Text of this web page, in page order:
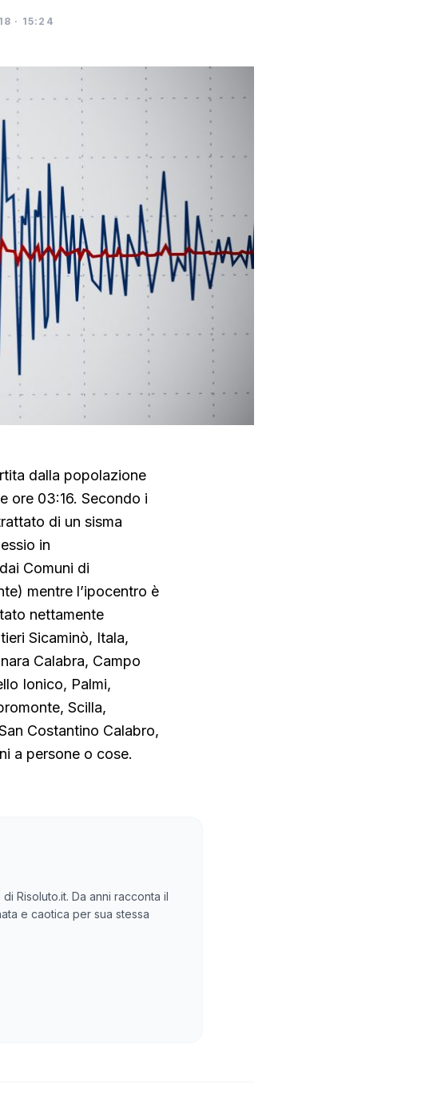
· 15:24
dalla popolazione
ore 03:16. Secondo i
di un sisma
in
Comuni di
mentre l’ipocentro è
nettamente
Sicaminò, Itala,
Calabra, Campo
Ionico, Palmi,
Scilla,
Costantino Calabro,
a persone o cose.
Risoluto.it. Da anni racconta il
e caotica per sua stessa